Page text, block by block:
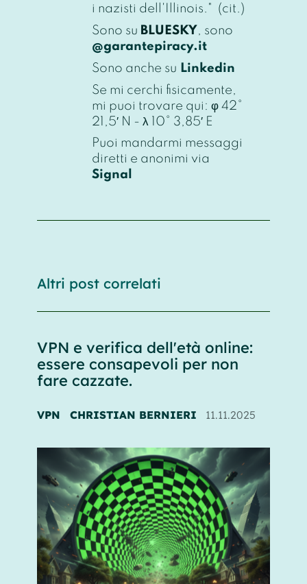
i nazisti dell'Illinois." (cit.)
Sono su BLUESKY, sono
@garantepiracy.it
Sono anche su Linkedin
Se mi cerchi fisicamente,
mi puoi trovare qui: φ 42°
21,5′ N - λ 10° 3,85′ E
Puoi mandarmi messaggi
diretti e anonimi via
Signal
Altri post correlati
VPN e verifica dell'età online:
essere consapevoli per non
fare cazzate.
VPN CHRISTIAN BERNIERI 11.11.2025